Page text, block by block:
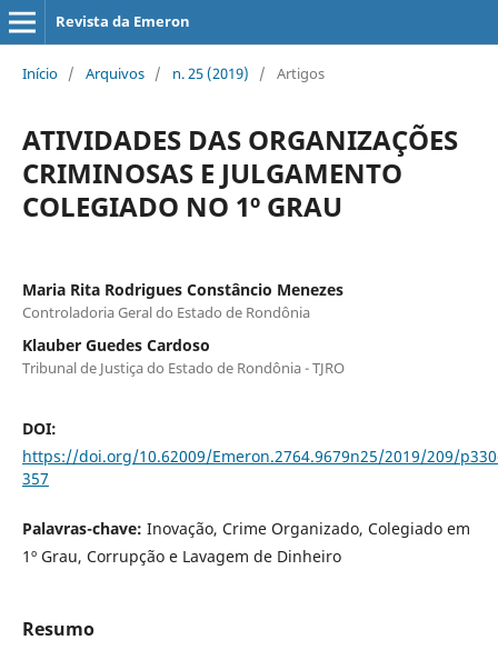
Revista da Emeron
Início / Arquivos / n. 25 (2019) / Artigos
ATIVIDADES DAS ORGANIZAÇÕES
CRIMINOSAS E JULGAMENTO
COLEGIADO NO 1º GRAU
Maria Rita Rodrigues Constâncio Menezes
Controladoria Geral do Estado de Rondônia
Klauber Guedes Cardoso
Tribunal de Justiça do Estado de Rondônia - TJRO
DOI:
https://doi.org/10.62009/Emeron.2764.9679n25/2019/209/
357
Palavras-chave: Inovação, Crime Organizado, Colegiado em
1º Grau, Corrupção e Lavagem de Dinheiro
Resumo